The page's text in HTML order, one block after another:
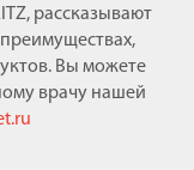
рассказывают
Вы можете
врачу нашей